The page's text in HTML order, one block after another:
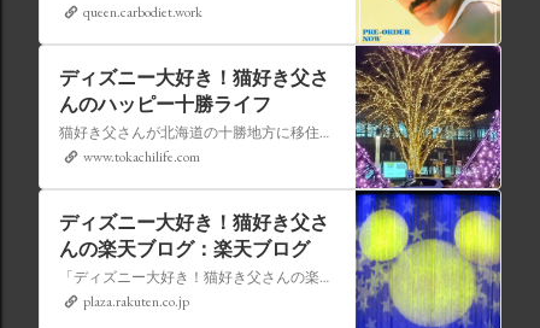
queen.carbodiet.work
ディズニー大好き！猫好き父さ
んのハッピー十勝ライフ
猫好き父さんが北海道の十勝地方に移住しました。なれない北海道の暮らしについてお伝えします。
www.tokachilife.com
ディズニー大好き！猫好き父さ
んの楽天ブログ：楽天ブログ
「ディズニー大好き！猫好き父さんの楽天ブログ」にようこそ！ いろんなブログサービスが廃止になるなか満を持して楽天ブログをはじめようと思います。 よろしくお願いいたします。
plaza.rakuten.co.jp